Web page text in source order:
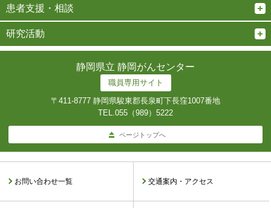
患者支援・相談
研究活動
静岡県立 静岡がんセンター
職員専用サイト
〒411-8777 静岡県駿東郡長泉町下長窪1007番地
TEL.055（989）5222
ページトップへ
お問い合わせ一覧 交通案内・アクセス